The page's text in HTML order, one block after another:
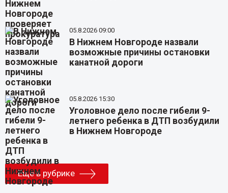
05.8.2026 09:00
В Нижнем Новгороде назвали
возможные причины остановки
канатной дороги
05.8.2026 15:30
Уголовное дело после гибели 9-
летнего ребенка в ДТП возбудили
в Нижнем Новгороде
Еще в рубрике